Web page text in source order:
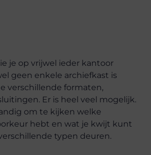
je op vrijwel ieder kantoor
geen enkele archiefkast is
verschillende formaten,
Er is heel veel mogelijk.
om te kijken welke
hebt en wat je kwijt kunt
typen deuren.